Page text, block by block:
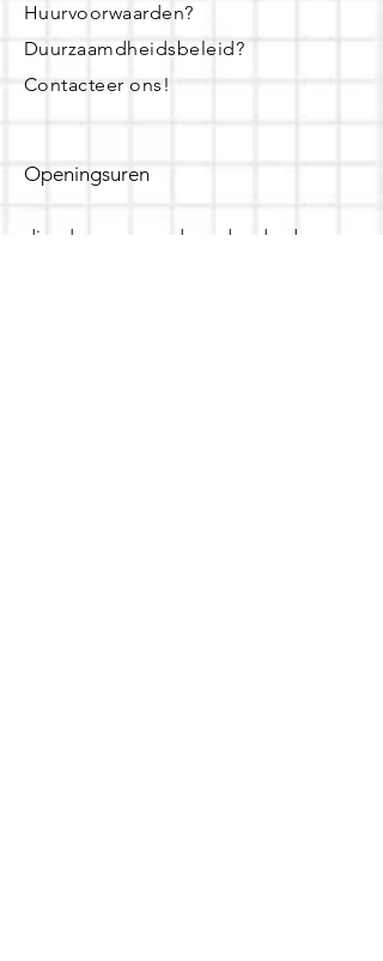
Huurvoorwaarden?
Duurzaamdheidsbeleid?
Contacteer ons!
Openingsuren
dinsdag - woensdag- donderdag: